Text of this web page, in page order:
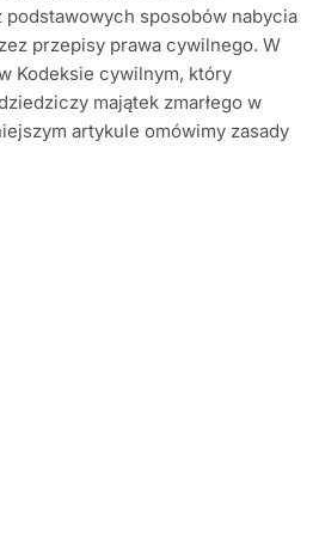
sposobów nabycia
przepisy prawa cywilnego. W
Kodeksie cywilnym, który
majątek zmarłego w
artykule omówimy zasady